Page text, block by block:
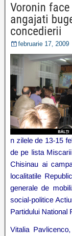
Voronin
angajati
concedierii
februarie 17, 2009
n zilele de 13-15
de pe lista
Chisinau ai
localitatile
generale de
social-politice
Partidului National
Vitalia